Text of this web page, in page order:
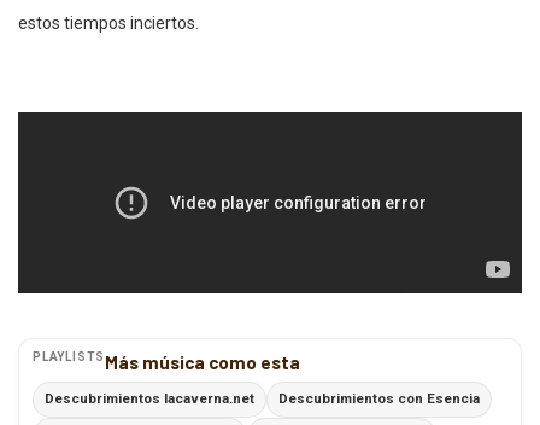
estos tiempos inciertos.
PLAYLISTS Más música como esta
Descubrimientos lacaverna.net Descubrimientos con Esencia